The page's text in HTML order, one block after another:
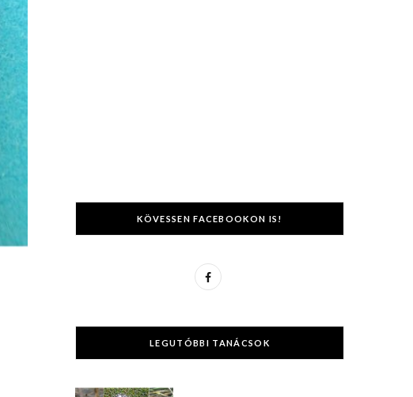
KÖVESSEN FACEBOOKON IS!
F
c
e
LEGUTÓBBI TANÁCSOK